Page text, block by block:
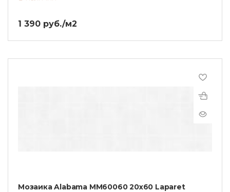
1 390 руб./м2
Мозаика Alabama MM60060 20х60 Laparet